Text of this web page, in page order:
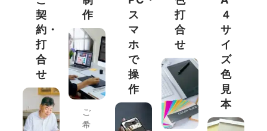
契
約・
打
合
せ
作
ご
希
ス
マ
ホ
で
操
作
打
合
せ
４
サ
イ
ズ
色
見
本